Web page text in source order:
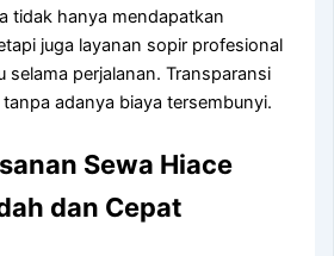
tidak hanya mendapatkan
juga layanan sopir profesional
selama perjalanan. Transparansi
adanya biaya tersembunyi.
Sewa Hiace
dan Cepat